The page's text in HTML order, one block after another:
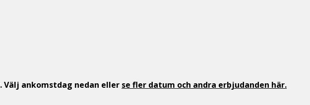
. Välj ankomstdag nedan eller se fler datum och andra erbjudanden här.